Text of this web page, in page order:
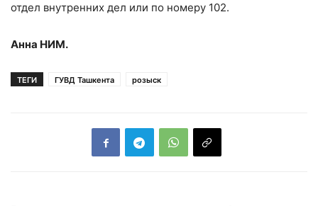
отдел внутренних дел или по номеру 102.
Анна НИМ.
ТЕГИ ГУВД Ташкента розыск